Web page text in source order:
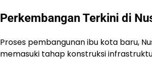
Perkembangan Terkini di
Proses pembangunan ibu kota baru,
memasuki tahap konstruksi